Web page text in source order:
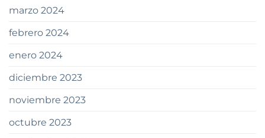
marzo 2024
febrero 2024
enero 2024
diciembre 2023
noviembre 2023
octubre 2023